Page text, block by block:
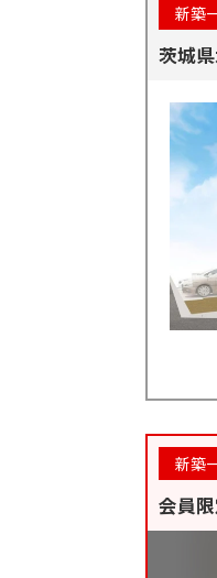
新築
茨城
新築
会員